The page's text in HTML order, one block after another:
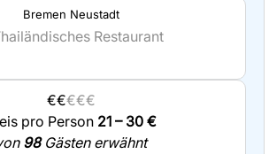
Bremen Neustadt
Restaurant
€€€€€
pro Person 21 – 30 €
98Gästen erwähnt